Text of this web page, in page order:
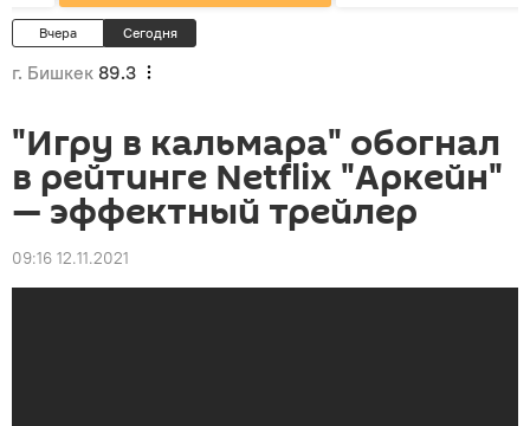
Вчера Сегодня
г. Бишкек 89.3
"Игру в кальмара" обогнал
в рейтинге Netflix "Аркейн"
— эффектный трейлер
09:16 12.11.2021